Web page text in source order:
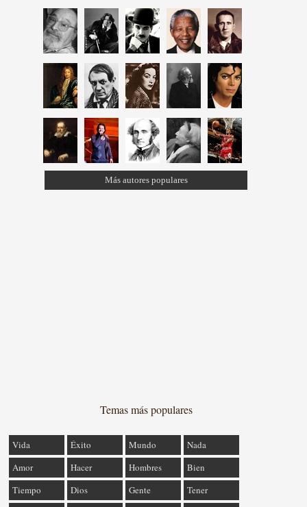
Más autores populares
Temas más populares
Vida Éxito Mundo
Nada
Amor
Hacer Hombres
Bien
Tiempo
Dios Gente
Tener